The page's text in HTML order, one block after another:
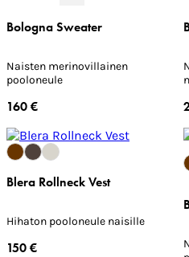
Bologna Sweater
Naisten merinovillainen
pooloneule
160 €
Blera Rollneck Vest
Hihaton pooloneule naisille
150 €